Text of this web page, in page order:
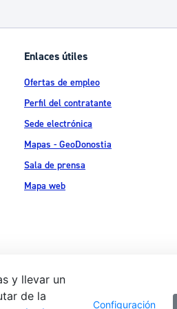
Enlaces útiles
Ofertas de empleo
Perfil del contratante
Sede electrónica
Mapas - GeoDonostia
Sala de prensa
Mapa web
Aviso legal Política de privacidad
y llevar un
de la
Configuración